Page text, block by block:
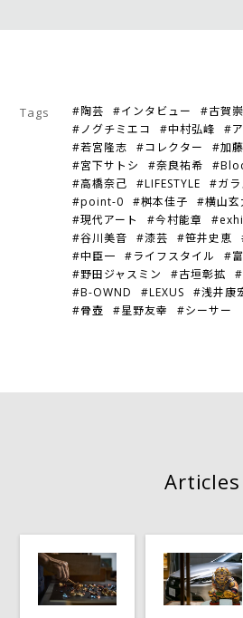
Tags #陶芸 #インタビュー #古賀
#ノグチミエコ
#中村弘峰 #
#若宮隆志
#コレクター #加
#宮下サトシ
#奈良祐希
#高橋奈己
#LIFESTYLE #ガラ
#point-0
#桝本佳子 #横山玄
#現代アート
#今村能章
#谷川美音
#漆芸 #笹井史恵
#中臣一
#ライフスタイル #
#野田ジャスミン
#古垣彰拡
#B-OWND
#LEXUS #浅井康
#骨壺
#星野友幸 #シーサー
Articles